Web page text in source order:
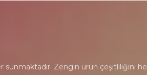
sunmaktadır. Zengin ürün çeşitliliğini